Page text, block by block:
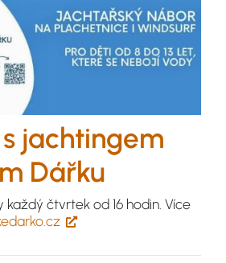
jachtingem
Dářku
každý čtvrtek od 16 hodin. Více